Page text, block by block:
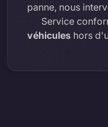
panne, nous
Service
véhiculeshors